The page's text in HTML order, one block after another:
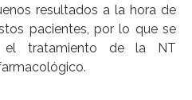
resultados a la hora de
pacientes, por lo que se
el tratamiento de la NT